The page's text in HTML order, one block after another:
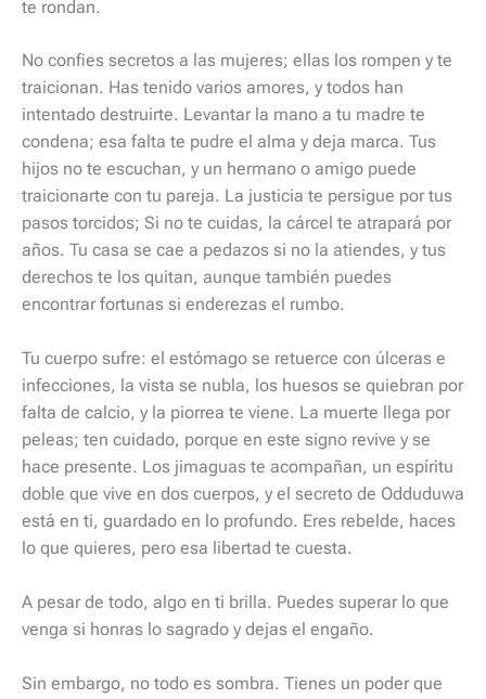
te rondan.
No confies secretos a las mujeres; ellas los rompen y te
traicionan. Has tenido varios amores, y todos han
intentado destruirte. Levantar la mano a tu madre te
condena; esa falta te pudre el alma y deja marca. Tus
hijos no te escuchan, y un hermano o amigo puede
traicionarte con tu pareja. La justicia te persigue por tus
pasos torcidos; Si no te cuidas, la cárcel te atrapará por
años. Tu casa se cae a pedazos si no la atiendes, y tus
derechos te los quitan, aunque también puedes
encontrar fortunas si enderezas el rumbo.
Tu cuerpo sufre: el estómago se retuerce con úlceras e
infecciones, la vista se nubla, los huesos se quiebran por
falta de calcio, y la piorrea te viene. La muerte llega por
peleas; ten cuidado, porque en este signo revive y se
hace presente. Los jimaguas te acompañan, un espíritu
doble que vive en dos cuerpos, y el secreto de Odduduwa
está en ti, guardado en lo profundo. Eres rebelde, haces
lo que quieres, pero esa libertad te cuesta.
A pesar de todo, algo en ti brilla. Puedes superar lo que
venga si honras lo sagrado y dejas el engaño.
Sin embargo, no todo es sombra. Tienes un poder que